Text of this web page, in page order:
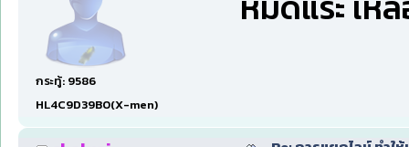
กระทู้: 9586
HL4C9D39B0(X-men)